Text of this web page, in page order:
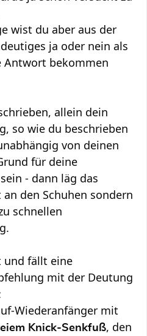
wist du aber aus der
ja oder nein als
Antwort bekommen
allein dein
so wie du beschrieben
von deinen
für deine
- dann läg das
den Schuhen sondern
schnellen
und fällt eine
mit der Deutung
Wiederanfänger mit
Knick-Senkfuß, den